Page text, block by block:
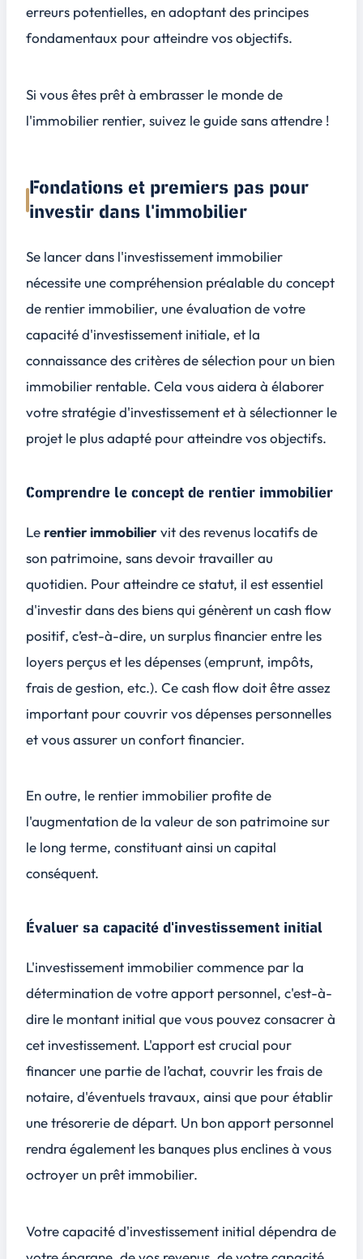
erreurs potentielles, en adoptant des principes
fondamentaux pour atteindre vos objectifs.
Si vous êtes prêt à embrasser le monde de
l'immobilier rentier, suivez le guide sans attendre !
Fondations et premiers pas pour
investir dans l'immobilier
Se lancer dans l'investissement immobilier
nécessite une compréhension préalable du concept
de rentier immobilier, une évaluation de votre
capacité d'investissement initiale, et la
connaissance des critères de sélection pour un bien
immobilier rentable. Cela vous aidera à élaborer
votre stratégie d'investissement et à sélectionner le
projet le plus adapté pour atteindre vos objectifs.
Comprendre le concept de rentier immobilier
Le rentier immobiliervit des revenus locatifs de
son patrimoine, sans devoir travailler au
quotidien. Pour atteindre ce statut, il est essentiel
d'investir dans des biens qui génèrent uncash flow
positif, c’est-à-dire, un surplus financier entre les
loyers perçus et les dépenses (emprunt, impôts,
frais de gestion, etc.). Ce cash flow doit être assez
important pour couvrir vos dépenses personnelles
et vous assurer un confort financier.
En outre, le rentier immobilier profite de
l'augmentation de la valeur de son patrimoine sur
le long terme, constituant ainsi un capital
conséquent.
Évaluer sa capacité d'investissement initial
L'investissement immobilier commence par la
détermination de votre apport personnel, c'est-à-
dire le montant initial que vous pouvez consacrer à
cet investissement. L'apport est crucial pour
financer une partie de l’achat, couvrir les frais de
notaire, d'éventuels travaux, ainsi que pour établir
une trésorerie de départ. Un bon apport personnel
rendra également les banques plus enclines à vous
octroyer un prêt immobilier.
Votre capacité d'investissement initial dépendra de